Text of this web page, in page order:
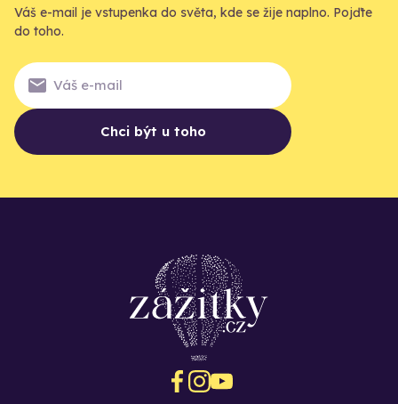
Váš e-mail je vstupenka do světa, kde se žije naplno. Pojďte
do toho.
Chci být u toho